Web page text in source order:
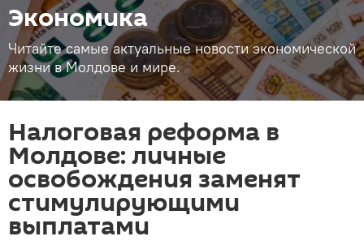
Экономика
Читайте самые актуальные новости экономической
жизни в Молдове и мире.
Налоговая реформа в
Молдове: личные
освобождения заменят
стимулирующими
выплатами